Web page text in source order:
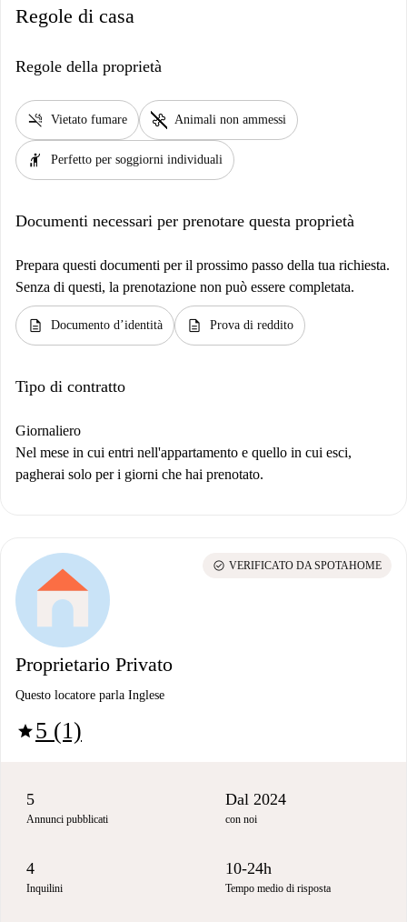
Regole di casa
Regole della proprietà
smoke_free Vietato fumare pet_supplies Animali non ammessi
hail Perfetto per soggiorni individuali
Documenti necessari per prenotare questa proprietà
Prepara questi documenti per il prossimo passo della tua richiesta.
Senza di questi, la prenotazione non può essere completata.
description Documento d’identità description Prova di reddito
Tipo di contratto
Giornaliero
Nel mese in cui entri nell'appartamento e quello in cui esci,
pagherai solo per i giorni che hai prenotato.
Proprietario Privato
Questo locatore parla Inglese
star5 (1)
check_circle VERIFICATO DA SPOTAHOME
5
Annunci pubblicati
Dal 2024
con noi
4
Inquilini
10-24h
Tempo medio di risposta